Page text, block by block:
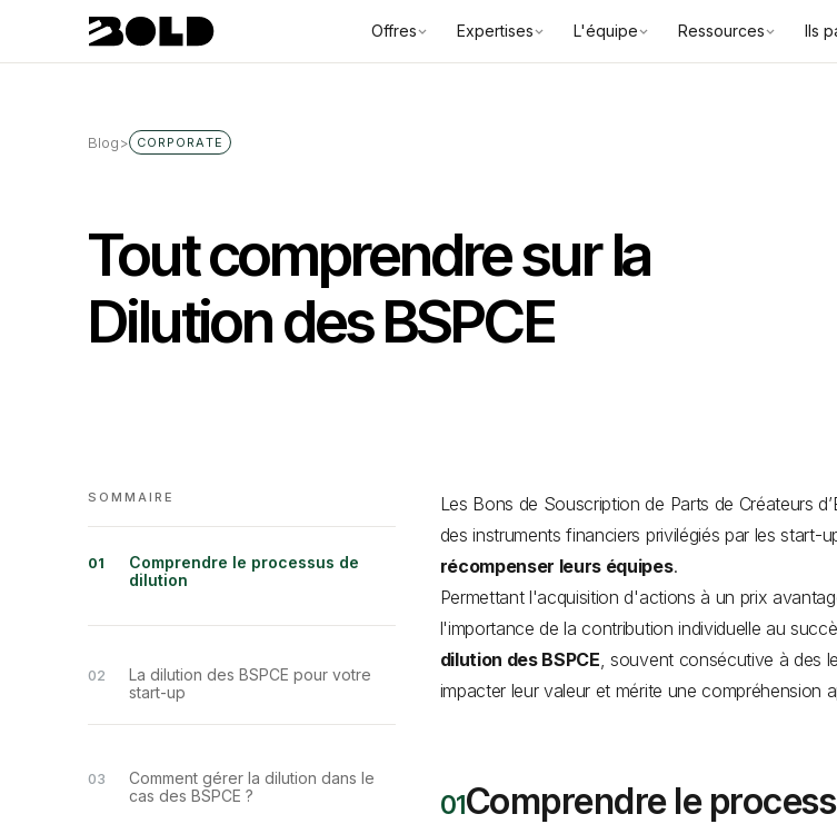
Offres Expertises L'équipe Ressources Ils
Blog> CORPORATE
Tout comprendre sur la
Dilution des BSPCE
SOMMAIRE
Comprendre le processus de
dilution
La dilution des BSPCE pour votre
start-up
Comment gérer la dilution dans le
cas des BSPCE ?
Les Bons de Souscription de Parts de Créateurs
des instruments financiers privilégiés par les start-
récompenser leurs équipes.
Permettant l'acquisition d'actions à un prix
l'importance de la contribution individuelle au
dilution des BSPCE, souvent consécutive à des
impacter leur valeur et mérite une compréhension
Comprendre le